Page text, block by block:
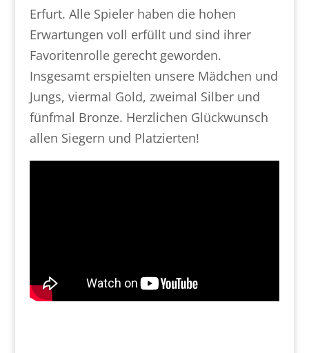
Erfurt. Alle Spieler haben die hohen
Erwartungen voll erfüllt und sind ihrer
Favoritenrolle gerecht geworden.
Insgesamt erspielten unsere Mädchen und
Jungs, viermal Gold, zweimal Silber und
fünfmal Bronze. Herzlichen Glückwunsch
allen Siegern und Platzierten!